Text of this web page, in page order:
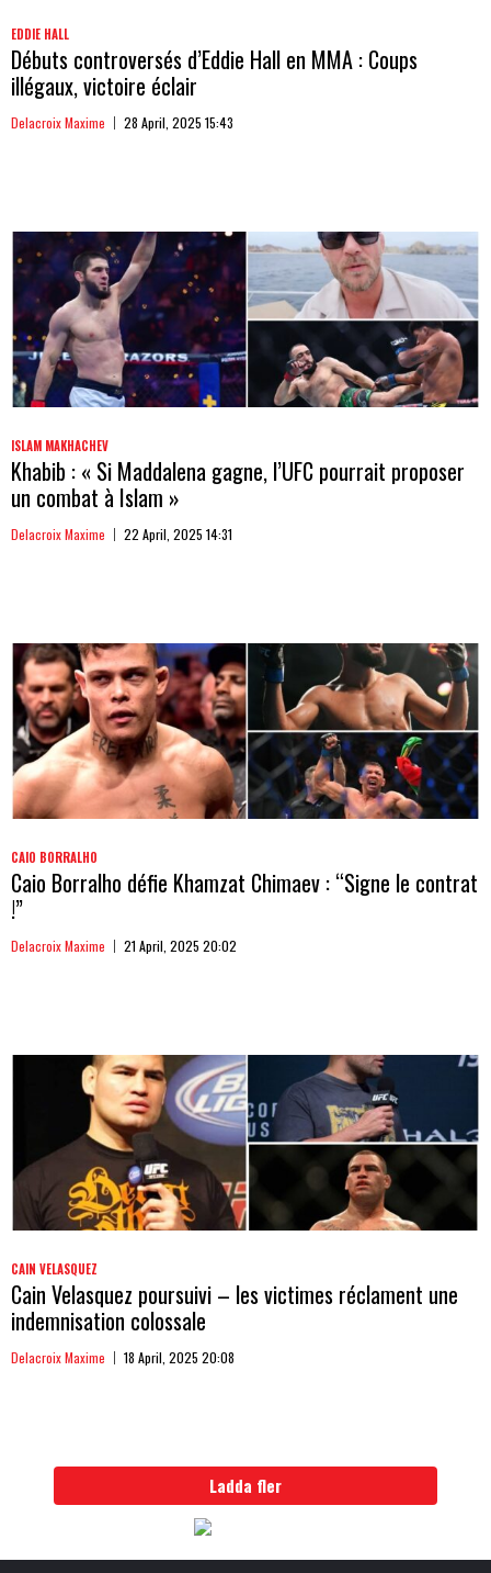
EDDIE HALL
Débuts controversés d’Eddie Hall en MMA : Coups
illégaux, victoire éclair
Delacroix Maxime 28 April, 2025 15:43
ISLAM MAKHACHEV
Khabib : « Si Maddalena gagne, l’UFC pourrait proposer
un combat à Islam »
Delacroix Maxime 22 April, 2025 14:31
CAIO BORRALHO
Caio Borralho défie Khamzat Chimaev : “Signe le contrat
!”
Delacroix Maxime 21 April, 2025 20:02
CAIN VELASQUEZ
Cain Velasquez poursuivi – les victimes réclament une
indemnisation colossale
Delacroix Maxime 18 April, 2025 20:08
Ladda fler